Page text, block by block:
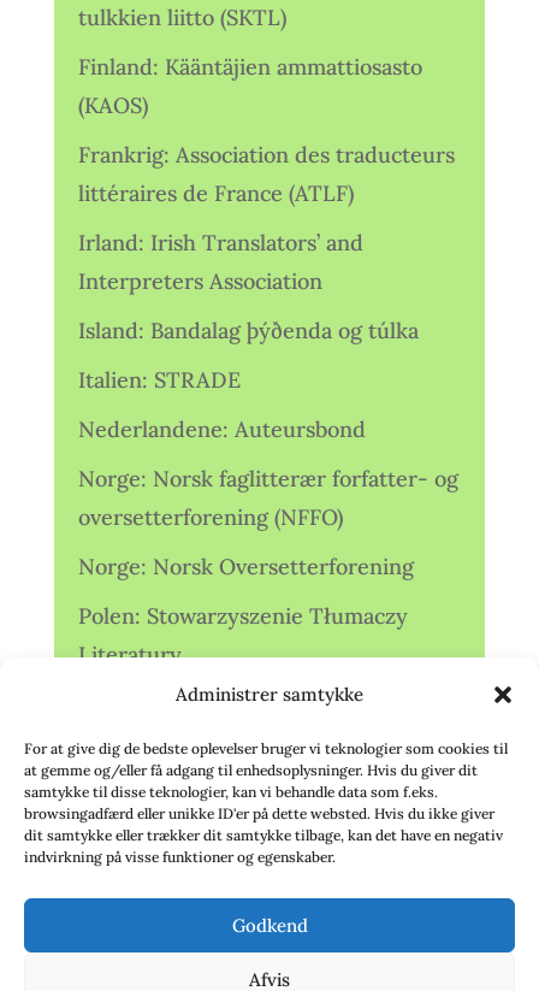
Administrer samtykke
For at give dig de bedste oplevelser bruger vi teknologier som cookies til
at gemme og/eller få adgang til enhedsoplysninger. Hvis du giver dit
samtykke til disse teknologier, kan vi behandle data som f.eks.
browsingadfærd eller unikke ID'er på dette websted. Hvis du ikke giver
dit samtykke eller trækker dit samtykke tilbage, kan det have en negativ
indvirkning på visse funktioner og egenskaber.
Godkend
Afvis
tulkkien liitto (SKTL)
Finland: Kääntäjien ammattiosasto
(KAOS)
Frankrig: Association des traducteurs
littéraires de France (ATLF)
Irland: Irish Translators’ and
Interpreters Association
Island: Bandalag þýðenda og túlka
Italien: STRADE
Nederlandene: Auteursbond
Norge: Norsk faglitterær forfatter- og
oversetterforening (NFFO)
Norge: Norsk Oversetterforening
Polen: Stowarzyszenie Tłumaczy
Literatury
Storbritannien: Translators
Association (TA)
Sverige: Översättarsektionen (Ö.)
Sverige: Översättarcentrum (ÖC)
deutschsprachiger Übersetzer (VdÜ)